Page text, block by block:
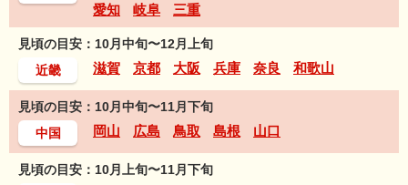
愛知
岐阜 三重
見頃の目安：10月中旬〜12月上旬
近畿
滋賀 京都 大阪 兵庫 奈良 和歌山
見頃の目安：10月中旬〜11月下旬
中国
岡山 広島 鳥取 島根 山口
見頃の目安：10月上旬〜11月下旬